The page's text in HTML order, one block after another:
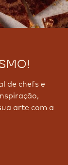
de chefs e
arte com a